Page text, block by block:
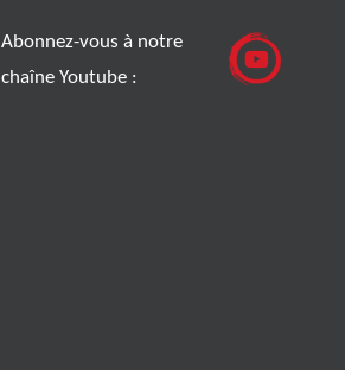
Abonnez-vous à notre
chaîne Youtube :